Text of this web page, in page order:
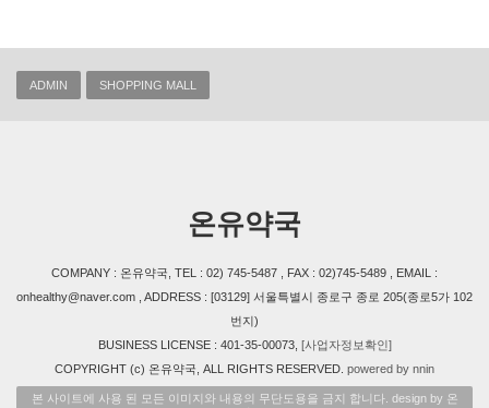
ADMIN SHOPPING MALL
온유약국
COMPANY : 온유약국, TEL : 02) 745-5487 , FAX : 02)745-5489 , EMAIL :
onhealthy@naver.com , ADDRESS : [03129] 서울특별시 종로구 종로 205(종로5가 102
번지)
BUSINESS LICENSE : 401-35-00073, [사업자정보확인]
COPYRIGHT (c) 온유약국, ALL RIGHTS RESERVED. powered by nnin
본 사이트에 사용 된 모든 이미지와 내용의 무단도용을 금지 합니다. design by 온